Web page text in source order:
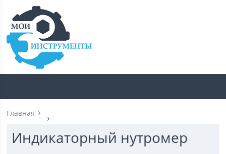
Главная
Индикаторный нутромер